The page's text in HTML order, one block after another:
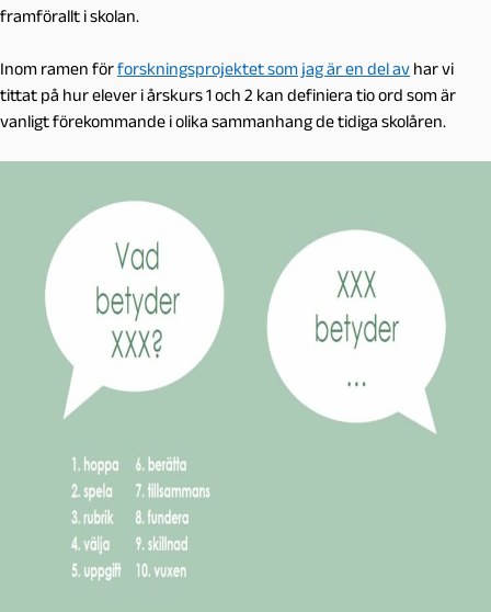
framförallt i skolan.
Inom ramen förforskningsprojektet som jag är en del av har vi
tittat på hur elever i årskurs 1 och 2 kan definiera tio ord som är
vanligt förekommande i olika sammanhang de tidiga skolåren.